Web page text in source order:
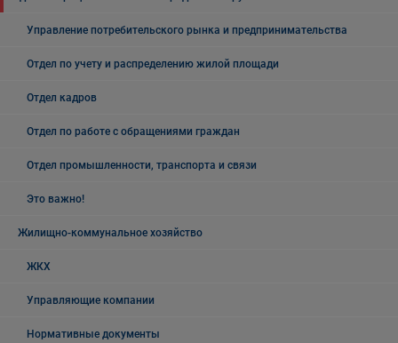
Управление потребительского рынка и предпринимательства
Отдел по учету и распределению жилой площади
Отдел кадров
Отдел по работе с обращениями граждан
Отдел промышленности, транспорта и связи
Это важно!
Жилищно-коммунальное хозяйство
ЖКХ
Управляющие компании
Нормативные документы